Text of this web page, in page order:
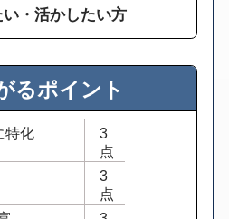
・活かしたい方
るポイント
特化
3
点
3
点